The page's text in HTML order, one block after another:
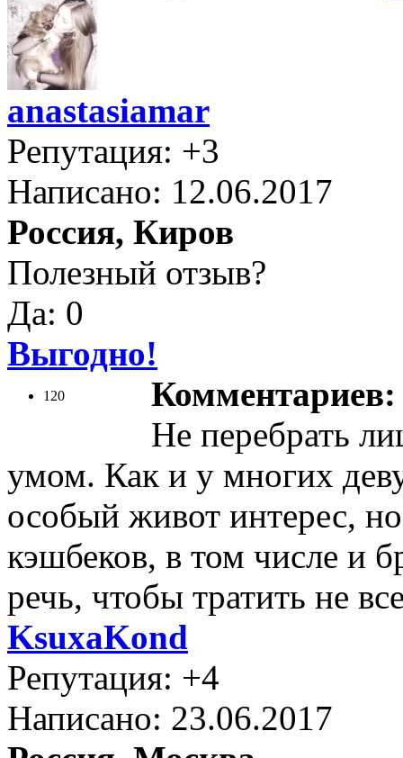
anastasiamar
Репутация: +3
Написано: 12.06.2017
Россия, Киров
Полезный отзыв?
Да: 0
Выгодно!
120
Комментариев:
Не перебрать
умом. Как и у многих
особый живот интерес,
кэшбеков, в том числе и
речь, чтобы тратить не
KsuxaKond
Репутация: +4
Написано: 23.06.2017